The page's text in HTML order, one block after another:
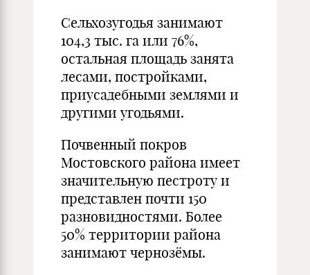
Сельхозугодья занимают
104,3 тыс. га или 76%,
остальная площадь занята
лесами, постройками,
приусадебными землями и
другими угодьями.
Почвенный покров
Мостовского района имеет
значительную пестроту и
представлен почти 150
разновидностями. Более
50% территории района
занимают чернозёмы.